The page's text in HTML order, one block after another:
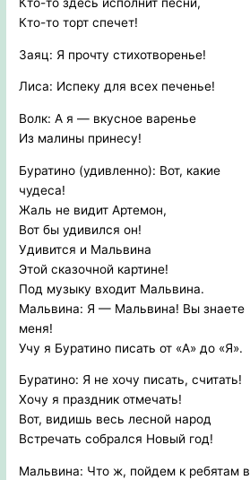
Кто-то торт спечет!
Заяц: Я прочту стихотворенье!
Лиса: Испеку для всех печенье!
Волк: А я — вкусное варенье
Из малины принесу!
Буратино (удивленно): Вот, какие
чудеса!
Жаль не видит Артемон,
Вот бы удивился он!
Удивится и Мальвина
Этой сказочной картине!
Под музыку входит Мальвина.
Мальвина: Я — Мальвина! Вы знаете
меня!
Учу я Буратино писать от «А» до «Я».
Буратино: Я не хочу писать, считать!
Хочу я праздник отмечать!
Вот, видишь весь лесной народ
Встречать собрался Новый год!
Мальвина: Что ж, пойдем к ребятам в